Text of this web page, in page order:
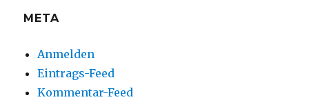
META
Anmelden
Eintrags-Feed
Kommentar-Feed